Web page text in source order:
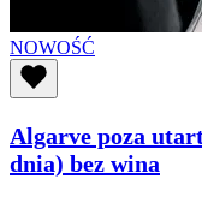
NOWOŚĆ
Algarve poza
dnia) bez wina